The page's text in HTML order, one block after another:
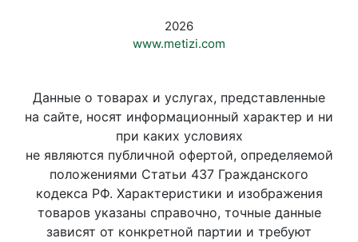
2026
www.metizi.com
Данные о товарах и услугах, представленные
на сайте, носят информационный характер и ни
при каких условиях
не являются публичной офертой, определяемой
положениями Статьи 437 Гражданского
кодекса РФ. Характеристики и изображения
товаров указаны справочно, точные данные
зависят от конкретной партии и требуют